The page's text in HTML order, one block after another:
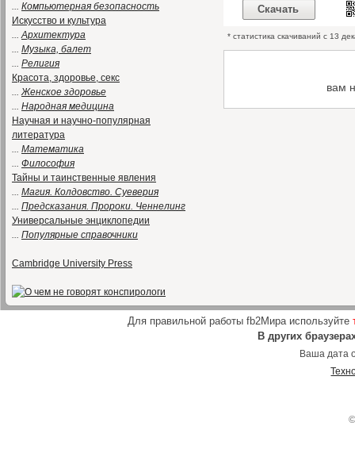
... Компьютерная безопасность
Искусство и культура
...Архитектура
... Музыка, балет
... Религия
Красота, здоровье, секс
...Женское здоровье
... Народная медицина
Научная и научно-популярная
литература
... Математика
... Философия
Тайны и таинственные явления
... Магия. Колдовство. Суеверия
... Предсказания. Пророки. Ченнелинг
Универсальные энциклопедии
... Популярные справочники
Cambridge University Press
Скачать
* статистика скачиваний с 13
вам
Для правильной работы fb2Мира используйте
В других
Ваша дата